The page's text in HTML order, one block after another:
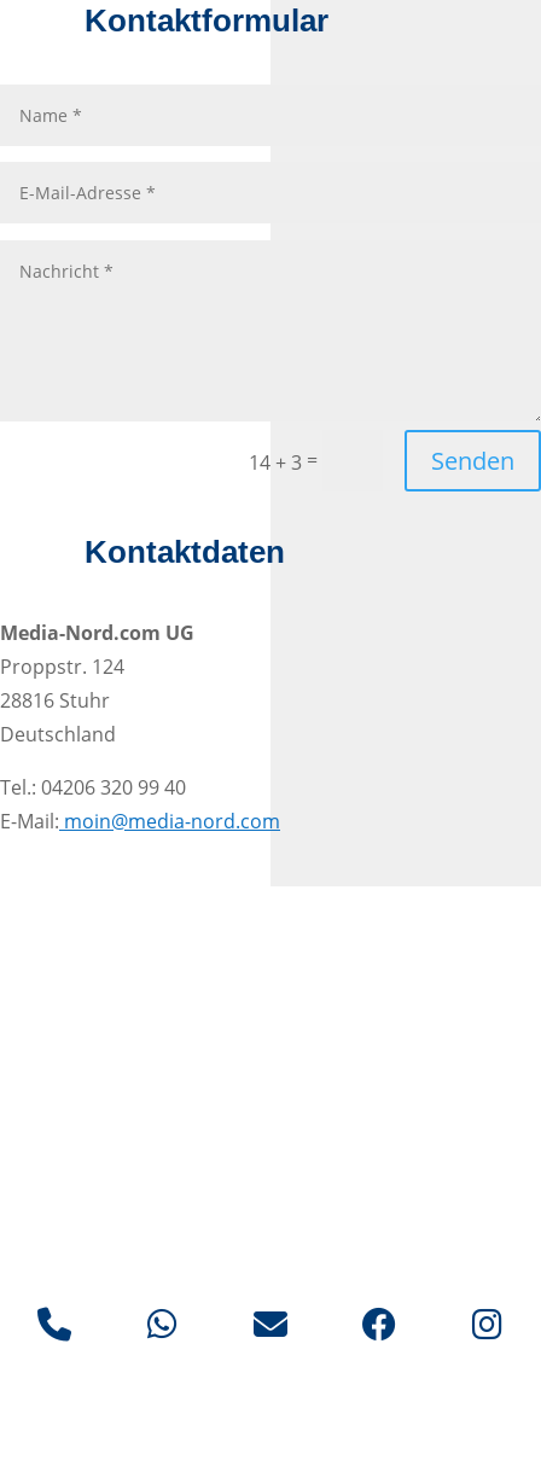
Kontaktformular
14 + 3 = Senden
Kontaktdaten
Media-Nord.com UG
Proppstr. 124
28816 Stuhr
Deutschland
Tel.: 04206 320 99 40
E-Mail: moin@media-nord.com